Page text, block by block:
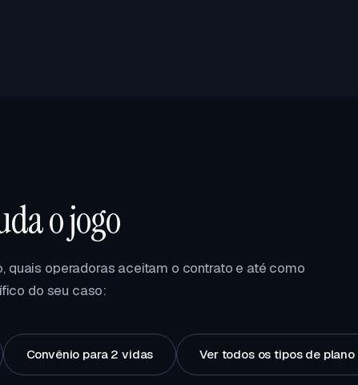
o jogo
quais operadoras aceitam o contrato e até como
do seu caso:
Convênio para 2 vidas Ver todos os tipos de